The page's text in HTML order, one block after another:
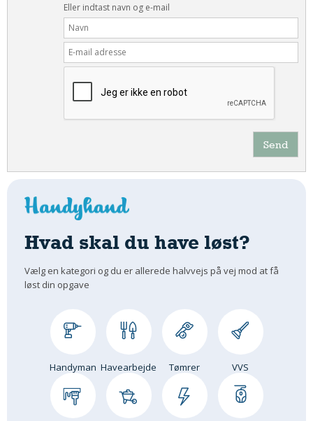
Eller indtast navn og e-mail
Send
Hvad skal du have løst?
Vælg en kategori og du er allerede halvvejs på vej mod at få
løst din opgave
Handyman Havearbejde Tømrer VVS